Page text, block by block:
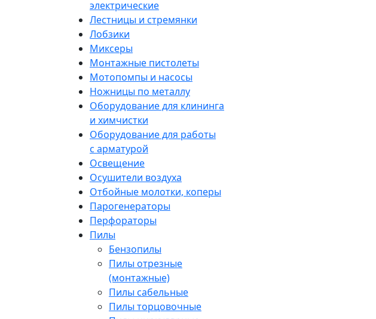
электрические
Лестницы и стремянки
Лобзики
Миксеры
Монтажные пистолеты
Мотопомпы и насосы
Ножницы по металлу
Оборудование для клининга
и химчистки
Оборудование для работы
с арматурой
Освещение
Осушители воздуха
Отбойные молотки, коперы
Парогенераторы
Перфораторы
Пилы
Бензопилы
Пилы отрезные
(монтажные)
Пилы сабельные
Пилы торцовочные